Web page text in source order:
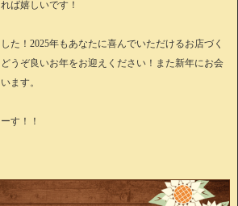
ば嬉しいです！
た！2025年もあなたに喜んでいただけるお店づく
うぞ良いお年をお迎えください！また新年にお会
ます。
す！！